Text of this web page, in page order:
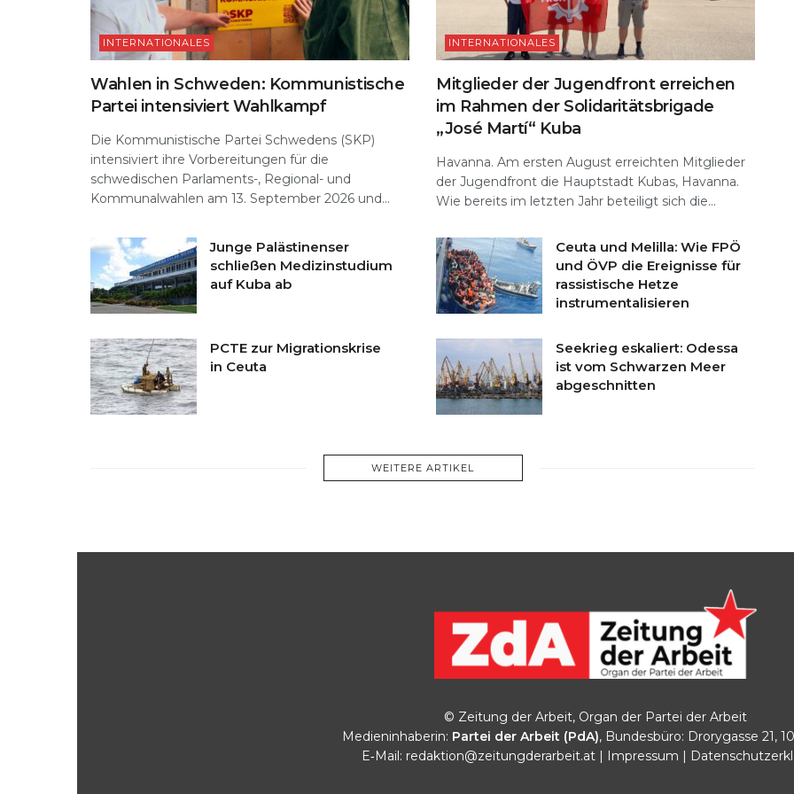
INTERNATIONALES
Wahlen in Schweden: Kommunistische
Partei intensiviert Wahlkampf
Die Kommunistische Partei Schwedens (SKP)
intensiviert ihre Vorbereitungen für die
schwedischen Parlaments-, Regional- und
Kommunalwahlen am 13. September 2026 und...
INTERNATIONALES
Mitglieder der Jugendfront erreichen
im Rahmen der Solidaritätsbrigade
„José Martí“ Kuba
Havanna. Am ersten August erreichten Mitglieder
der Jugendfront die Hauptstadt Kubas, Havanna.
Wie bereits im letzten Jahr beteiligt sich die...
Junge Palästinenser
schließen Medizinstudium
auf Kuba ab
Ceuta und Melilla: Wie FPÖ
und ÖVP die Ereignisse für
rassistische Hetze
instrumentalisieren
PCTE zur Migrationskrise
in Ceuta
Seekrieg eskaliert: Odessa
ist vom Schwarzen Meer
abgeschnitten
WEITERE ARTIKEL
© Zeitung der Arbeit, Organ der Partei der Arbeit
Medieninhaberin: Partei der Arbeit (PdA), Bundesbüro: Drorygasse 21,
E‑Mail: redaktion@zeitungderarbeit.at | Impressum |